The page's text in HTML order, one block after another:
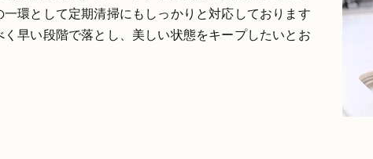
環として定期清掃にもしっかりと対応しております
早い段階で落とし、美しい状態をキープしたいとお